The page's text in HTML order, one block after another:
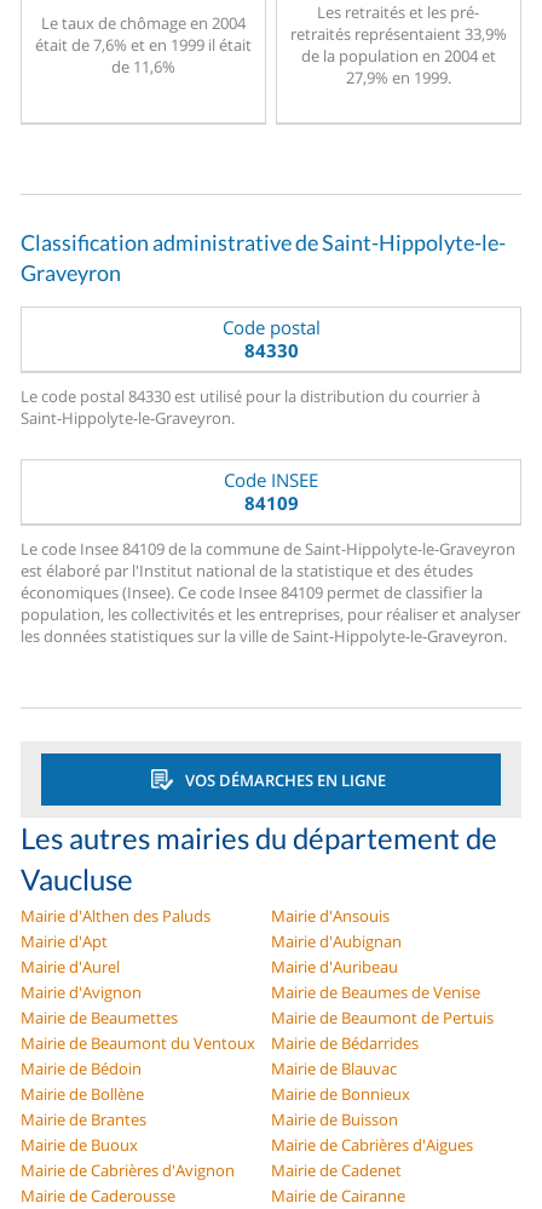
Le taux de chômage en 2004
était de 7,6% et en 1999 il était
de 11,6%
Les retraités et les pré-
retraités représentaient 33,9%
de la population en 2004 et
27,9% en 1999.
Classification administrative de Saint-Hippolyte-le-
Graveyron
Code postal
84330
Le code postal 84330 est utilisé pour la distribution du courrier à
Saint-Hippolyte-le-Graveyron.
Code INSEE
84109
Le code Insee 84109 de la commune de Saint-Hippolyte-le-Graveyron
est élaboré par l'Institut national de la statistique et des études
économiques (Insee). Ce code Insee 84109 permet de classifier la
population, les collectivités et les entreprises, pour réaliser et analyser
les données statistiques sur la ville de Saint-Hippolyte-le-Graveyron.
VOS DÉMARCHES EN LIGNE
Les autres mairies du département de
Vaucluse
Mairie d'Althen des Paluds
Mairie d'Ansouis
Mairie d'Apt
Mairie d'Aubignan
Mairie d'Aurel
Mairie d'Auribeau
Mairie d'Avignon
Mairie de Beaumes de Venise
Mairie de Beaumettes
Mairie de Beaumont de Pertuis
Mairie de Beaumont du Ventoux
Mairie de Bédarrides
Mairie de Bédoin
Mairie de Blauvac
Mairie de Bollène
Mairie de Bonnieux
Mairie de Brantes
Mairie de Buisson
Mairie de Buoux
Mairie de Cabrières d'Aigues
Mairie de Cabrières d'Avignon
Mairie de Cadenet
Mairie de Caderousse
Mairie de Cairanne